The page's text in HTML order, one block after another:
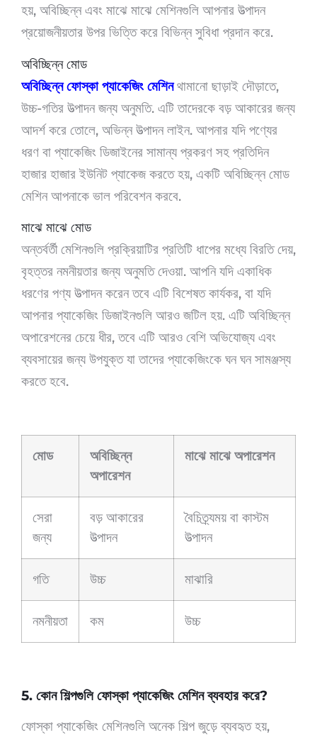
হয়, অবিচ্ছিন্ন এবং মাঝে মাঝে মেশিনগুলি আপনার উত্পাদন
প্রয়োজনীয়তার উপর ভিত্তি করে বিভিন্ন সুবিধা প্রদান করে.
অবিচ্ছিন্ন মোড
অবিচ্ছিন্ন ফোস্কা প্যাকেজিং মেশিনথামানো ছাড়াই দৌড়াতে,
উচ্চ-গতির উত্পাদন জন্য অনুমতি. এটি তাদেরকে বড় আকারের জন্য
আদর্শ করে তোলে, অভিন্ন উত্পাদন লাইন. আপনার যদি পণ্যের
ধরণ বা প্যাকেজিং ডিজাইনের সামান্য প্রকরণ সহ প্রতিদিন
হাজার হাজার ইউনিট প্যাকেজ করতে হয়, একটি অবিচ্ছিন্ন মোড
মেশিন আপনাকে ভাল পরিবেশন করবে.
মাঝে মাঝে মোড
অন্তর্বর্তী মেশিনগুলি প্রক্রিয়াটির প্রতিটি ধাপের মধ্যে বিরতি দেয়,
বৃহত্তর নমনীয়তার জন্য অনুমতি দেওয়া. আপনি যদি একাধিক
ধরণের পণ্য উত্পাদন করেন তবে এটি বিশেষত কার্যকর, বা যদি
আপনার প্যাকেজিং ডিজাইনগুলি আরও জটিল হয়. এটি অবিচ্ছিন্ন
অপারেশনের চেয়ে ধীর, তবে এটি আরও বেশি অভিযোজ্য এবং
ব্যবসায়ের জন্য উপযুক্ত যা তাদের প্যাকেজিংকে ঘন ঘন সামঞ্জস্য
করতে হবে.
মোড
অবিচ্ছিন্ন
অপারেশন
মাঝে মাঝে অপারেশন
সেরা
জন্য
বড় আকারের
উত্পাদন
বৈচিত্র্যময় বা কাস্টম
উত্পাদন
গতি উচ্চ মাঝারি
নমনীয়তা কম উচ্চ
5. কোন শিল্পগুলি ফোস্কা প্যাকেজিং মেশিন ব্যবহার করে?
ফোস্কা প্যাকেজিং মেশিনগুলি অনেক শিল্প জুড়ে ব্যবহৃত হয়,